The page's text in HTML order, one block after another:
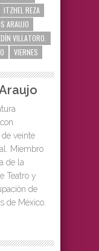
ITZHEL REZA
ARAUJO
VILLATORO.
VIERNES
veinte
Miembro
de la
Teatro y
de
de México.